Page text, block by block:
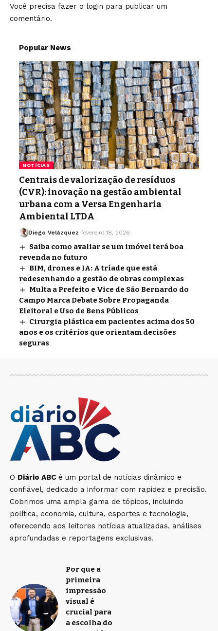
Você precisa fazer o login para publicar um
comentário.
Popular News
NOTÍCIAS
Centrais de valorização de resíduos
(CVR): inovação na gestão ambiental
urbana com a Versa Engenharia
Ambiental LTDA
Diego Velázquez fevereiro 18, 2026
Saiba como avaliar se um imóvel terá boa
revenda no futuro
BIM, drones e IA: A tríade que está
redesenhando a gestão de obras complexas
Multa a Prefeito e Vice de São Bernardo do
Campo Marca Debate Sobre Propaganda
Eleitoral e Uso de Bens Públicos
Cirurgia plástica em pacientes acima dos 50
anos e os critérios que orientam decisões
seguras
O Diário ABC é um portal de notícias dinâmico e
confiável, dedicado a informar com rapidez e precisão.
Cobrimos uma ampla gama de tópicos, incluindo
política, economia, cultura, esportes e tecnologia,
oferecendo aos leitores notícias atualizadas, análises
aprofundadas e reportagens exclusivas.
Por que a
primeira
impressão
visual é
crucial para
a escolha do